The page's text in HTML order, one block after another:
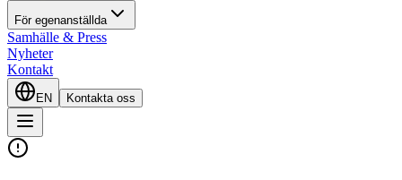
För egenanställda
Samhälle & Press
Nyheter
Kontakt
EN Kontakta oss